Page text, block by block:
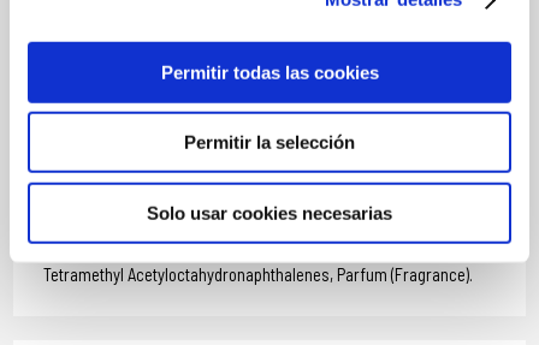
Permitir todas las cookies
Permitir la selección
Solo usar cookies necesarias
Glycerin, Trimethylsiloxyphenyl Dimethicone, Polyacrylamide,
Acetyl Hexapeptide-8, Palmitoyl Pentapeptide-4, C13-14 Isoparaffin,
Ethylhexylglycerin, Snail Secretion Filtrate, Copper Tripeptide-1,
Laureth-7, Acrylates/C10-30 Alkyl Acrylate Crosspolymer, Alcohol
Denat., Citrus Aurantifolia Juice, Citrus Aurantifolia Peel Extract,
Citrus Limon Juice Powder, Rosmarinus Officinalis Extract,
Maltodextrin, Butylene Glycol, Polysorbate 20, Carbomer,
Tetrasodium EDTA, Alpha-Isomethyl Ionone, Citronellol, Geraniol,
Hexyl Cinnamal, Limonene, Linalool, Linalyl Acetate, Terpineol,
Tetramethyl Acetyloctahydronaphthalenes, Parfum (Fragrance).